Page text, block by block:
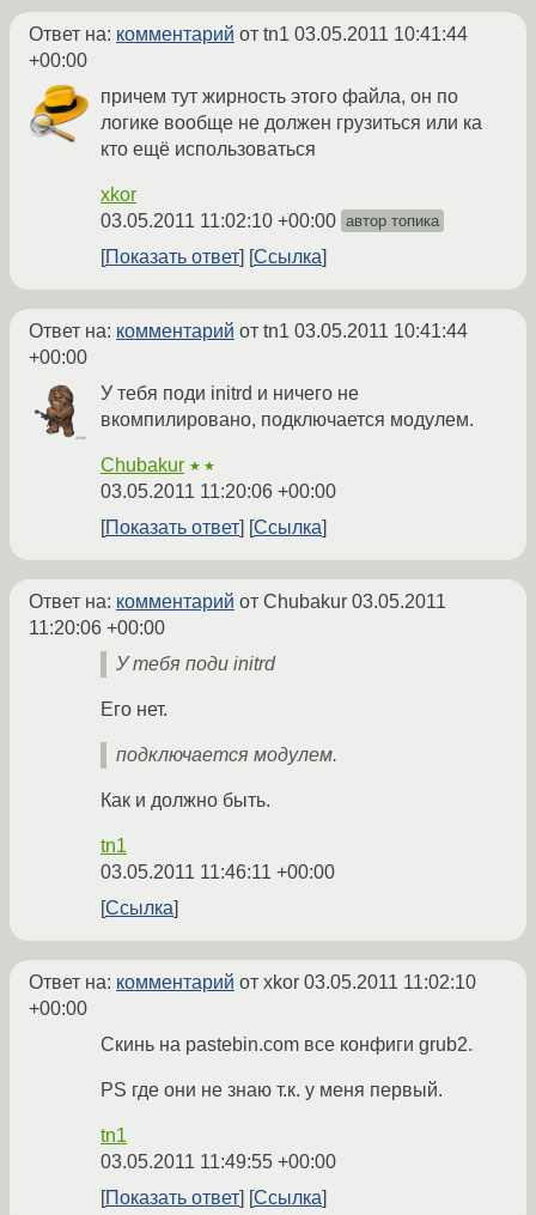
Ответ на: комментарий от tn1 03.05.2011 10:41:44
+00:00
причем тут жирность этого файла, он по
логике вообще не должен грузиться или ка
кто ещё использоваться
xkor
03.05.2011 11:02:10 +00:00 автор топика
Показать ответ Ссылка
Ответ на: комментарий от tn1 03.05.2011 10:41:44
+00:00
У тебя поди initrd и ничего не
вкомпилировано, подключается модулем.
Chubakur ★★
03.05.2011 11:20:06 +00:00
Показать ответ
Ссылка
Ответ на: комментарий от Chubakur 03.05.2011
11:20:06 +00:00
У тебя поди initrd
Его нет.
подключается модулем.
Как и должно быть.
tn1
03.05.2011 11:46:11 +00:00
Ссылка
Ответ на: комментарий от xkor 03.05.2011 11:02:10
+00:00
Скинь на pastebin.com все конфиги grub2.
PS где они не знаю т.к. у меня первый.
tn1
03.05.2011 11:49:55 +00:00
Показать ответ
Ссылка